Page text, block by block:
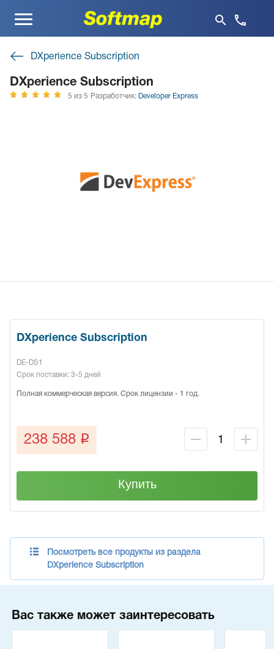
Меню
DXperience Subscription
DXperience Subscription
5 из 5 Разработчик: Developer Express
DXperience Subscription
DE-DS1
Срок поставки: 3-5 дней
Полная коммерческая версия. Срок лицензии - 1 год.
238 588 q
Купить
Посмотреть все продукты из раздела
DXperience Subscription
Вас также может заинтересовать